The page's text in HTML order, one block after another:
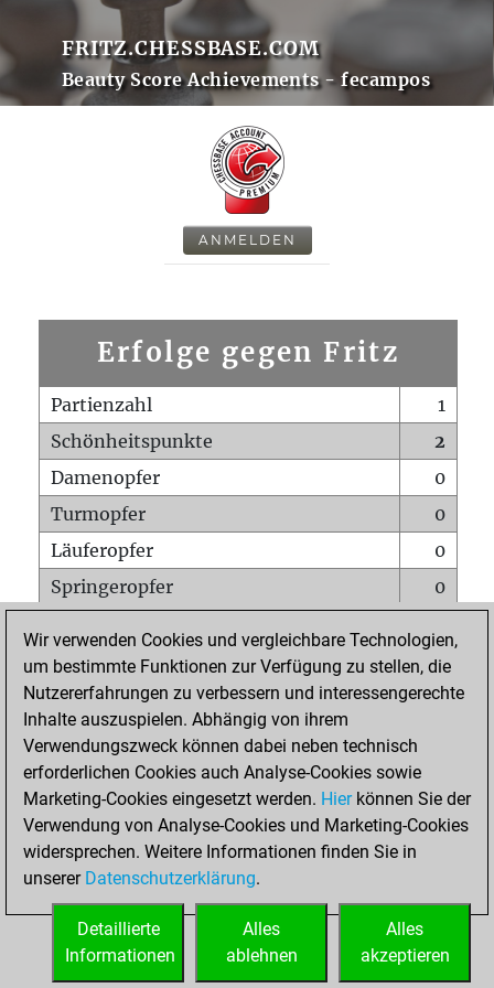
FRITZ.CHESSBASE.COM
Beauty Score Achievements - fecampos
ANMELDEN
Erfolge gegen Fritz
Partienzahl
1
Schönheitspunkte
2
Damenopfer
0
Turmopfer
0
Läuferopfer
0
Springeropfer
0
Matt auf vollem Brett
0
Bauer setzt Matt
0
Erstickte Matts
Unterverwandlungen
Türme auf der siebten
0
STARTSEITE
Wir verwenden Cookies und vergleichbare Technologien,
um bestimmte Funktionen zur Verfügung zu stellen, die
Nutzererfahrungen zu verbessern und interessengerechte
Inhalte auszuspielen. Abhängig von ihrem
Verwendungszweck können dabei neben technisch
erforderlichen Cookies auch Analyse-Cookies sowie
Marketing-Cookies eingesetzt werden. Hierkönnen Sie der
Verwendung von Analyse-Cookies und Marketing-Cookies
widersprechen. Weitere Informationen finden Sie in
unserer Datenschutzerklärung.
Alles
akzeptieren
Alles
ablehnen
Detaillierte
Informationen